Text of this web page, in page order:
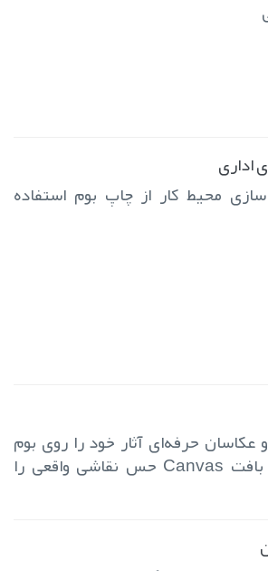
اداری
محیط کار از چاپ بوم استفاده
عکاسان حرفه‌ای آثار خود را روی بوم
چاپ می‌کنند؛ زیرا بافت Canvas حس نقاشی واقعی را